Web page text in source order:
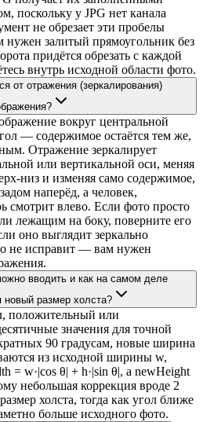
поскольку у JPG нет канала
не обрезает эти пробелы
залитый прямоугольник без
придётся обрезать с каждой
внутрь исходной области фото.
от отражения (зеркалирования)
вокруг центральной
— содержимое остаётся тем же,
Отражение зеркалирует
или вертикальной оси, меняя
низ и изменяя само содержимое,
наперёд, а человек,
смотрит влево. Если фото просто
лежащим на боку, поверните его
оно выглядит зеркально
не исправит — вам нужен
вводить и как на самом деле
новый размер холста?
положительный или
значения для точной
90 градусам, новые ширина
из исходной ширины w,
= w·|cos θ| + h·|sin θ|, а newHeight
небольшая коррекция вроде 2
холста, тогда как угол ближе
больше исходного фото.